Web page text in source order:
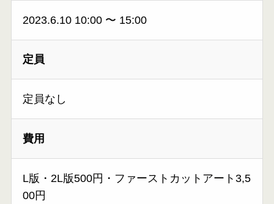
2023.6.10 10:00〜 15:00
定員
定員なし
費用
L版・2L版500円・ファーストカットアート3,5
00円